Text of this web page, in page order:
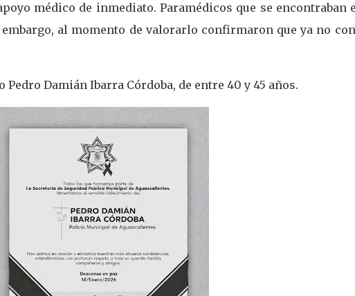
médico de inmediato. Paramédicos que se encontraban
al momento de valorarlo confirmaron que ya no
Damián Ibarra Córdoba, de entre 40 y 45 años.